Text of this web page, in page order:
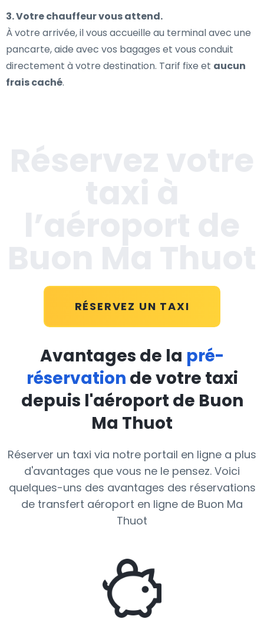
3. Votre chauffeur vous attend.
À votre arrivée, il vous accueille au terminal avec une
pancarte, aide avec vos bagages et vous conduit
directement à votre destination. Tarif fixe et aucun
frais caché.
RÉSERVEZ UN TAXI
Avantages de la pré-
réservation de votre taxi
depuis l'aéroport de Buon
Ma Thuot
Réserver un taxi via notre portail en ligne a plus
d'avantages que vous ne le pensez. Voici
quelques-uns des avantages des réservations
de transfert aéroport en ligne de Buon Ma
Thuot